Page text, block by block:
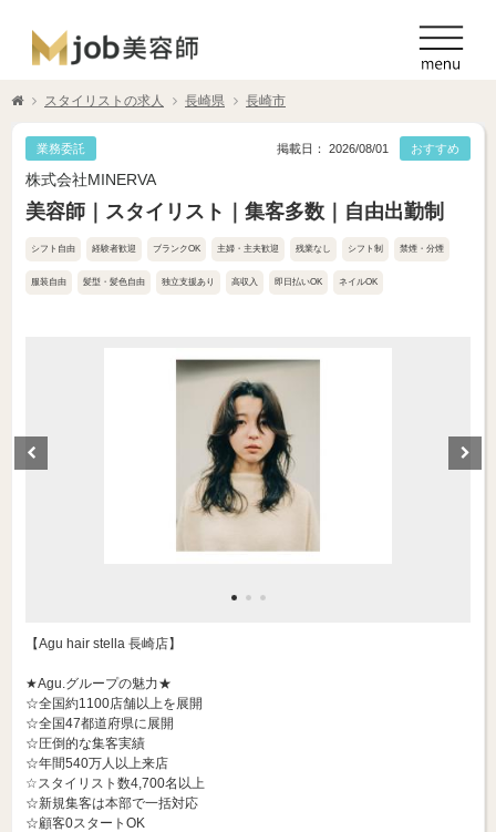
スタイリストの求人 長崎県 長崎市
業務委託 おすすめ
掲載日： 2026/08/01
株式会社MINERVA
美容師｜スタイリスト｜集客多数｜自由出勤制
シフト自由 経験者歓迎 ブランクOK 主婦・主夫歓迎 残業なし シフト制 禁煙・分煙
服装自由 髪型・髪色自由 独立支援あり 高収入 即日払いOK ネイルOK
【Agu hair stella 長崎店】
★Agu.グループの魅力★
☆全国約1100店舗以上を展開
☆全国47都道府県に展開
☆圧倒的な集客実績
☆年間540万人以上来店
☆スタイリスト数4,700名以上
☆新規集客は本部で一括対応
☆顧客0スタートOK